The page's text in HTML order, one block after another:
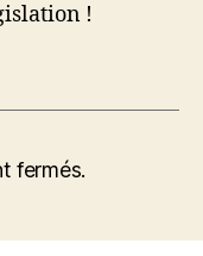
!
fermés.